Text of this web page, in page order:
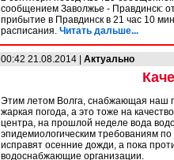
сообщением Заволжье - Правдинск:
прибытие в Правдинск в 21 час 10
расписания. Читать дальше...
00:42 21.08.2014 | Актуально
Этим летом Волга, снабжающая наш
жаркая погода, а это тоже на
центра, на прошлой неделе вода
эпидемиологическим требованиям
исправят осенние дожди, а пока
водоснабжающие организации.